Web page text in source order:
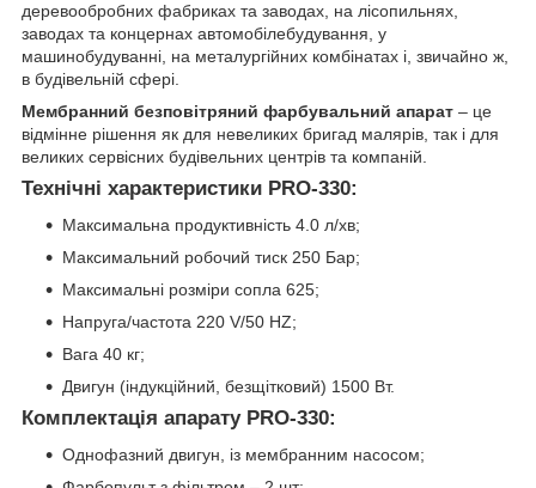
деревообробних фабриках та заводах, на лісопильнях,
заводах та концернах автомобілебудування, у
машинобудуванні, на металургійних комбінатах і, звичайно ж,
в будівельній сфері.
Мембранний безповітряний фарбувальний апарат – це
відмінне рішення як для невеликих бригад малярів, так і для
великих сервісних будівельних центрів та компаній.
Технічні характеристики PRO-330:
Максимальна продуктивність 4.0 л/хв;
Максимальний робочий тиск 250 Бар;
Максимальні розміри сопла 625;
Напруга/частота 220 V/50 HZ;
Вага 40 кг;
Двигун (індукційний, безщітковий) 1500 Вт.
Комплектація апарату PRO-330:
Однофазний двигун, із мембранним насосом;